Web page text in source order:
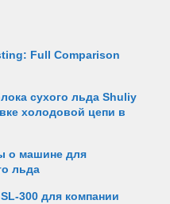
Full Comparison
сухого льда Shuliy
холодовой цепи в
о машине для
льда
300 для компании